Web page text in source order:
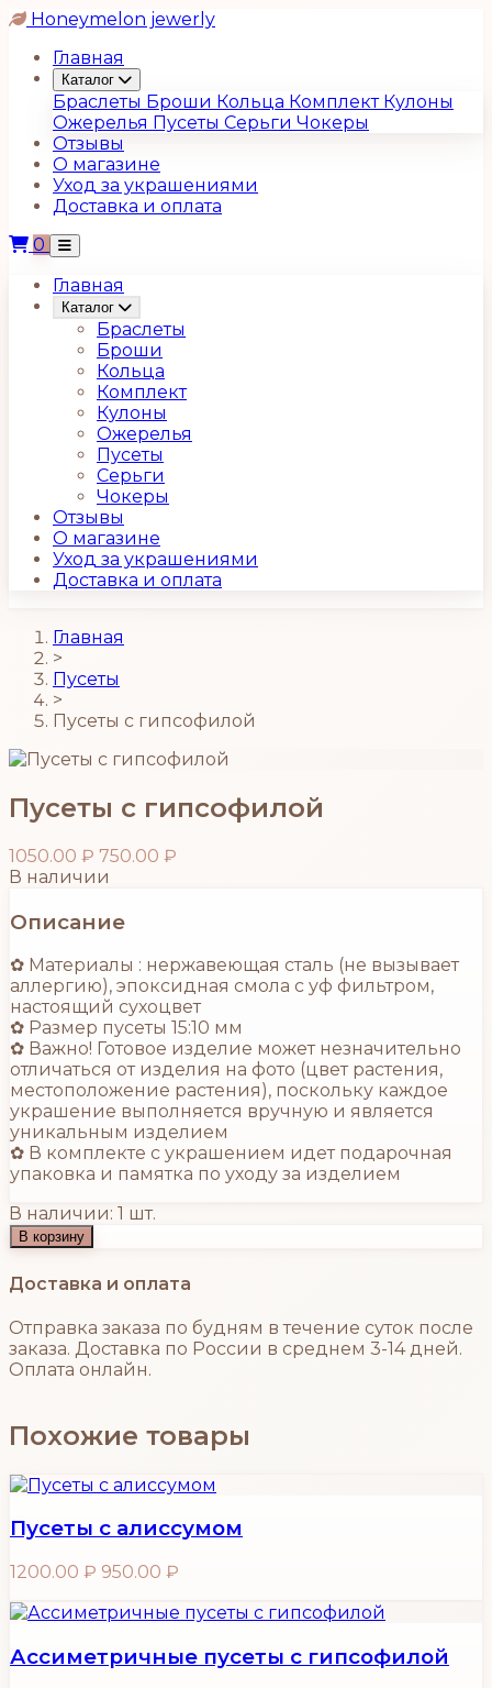
Honeymelon jewerly
Главная
Каталог
Браслеты Броши Кольца Комплект Кулоны
Ожерелья Пусеты Серьги Чокеры
Отзывы
О магазине
Уход за украшениями
Доставка и оплата
0
Главная
Каталог
Браслеты
Броши
Кольца
Комплект
Кулоны
Ожерелья
Пусеты
Серьги
Чокеры
Отзывы
О магазине
Уход за украшениями
Доставка и оплата
Главная
>
Пусеты
>
Пусеты с гипсофилой
Пусеты с гипсофилой
1050.00 ₽ 750.00 ₽
В наличии
Описание
✿ Материалы : нержавеющая сталь (не вызывает
аллергию), эпоксидная смола с уф фильтром,
настоящий сухоцвет
✿ Размер пусеты 15:10 мм
✿ Важно! Готовое изделие может незначительно
отличаться от изделия на фото (цвет растения,
местоположение растения), поскольку каждое
украшение выполняется вручную и является
уникальным изделием
✿ В комплекте с украшением идет подарочная
упаковка и памятка по уходу за изделием
В наличии: 1 шт.
В корзину
Доставка и оплата
Отправка заказа по будням в течение суток после
заказа. Доставка по России в среднем 3-14 дней.
Оплата онлайн.
Похожие товары
Пусеты с алиссумом
1200.00 ₽ 950.00 ₽
Ассиметричные пусеты с гипсофилой